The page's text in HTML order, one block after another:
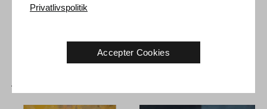
Returret: 14 dage efter modtagelse. Læs
Privatlivspolitik
Accepter Cookies